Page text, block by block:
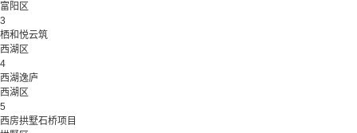
富阳区
3
栖和悦云筑
西湖区
4
西湖逸庐
西湖区
5
西房拱墅石桥项目